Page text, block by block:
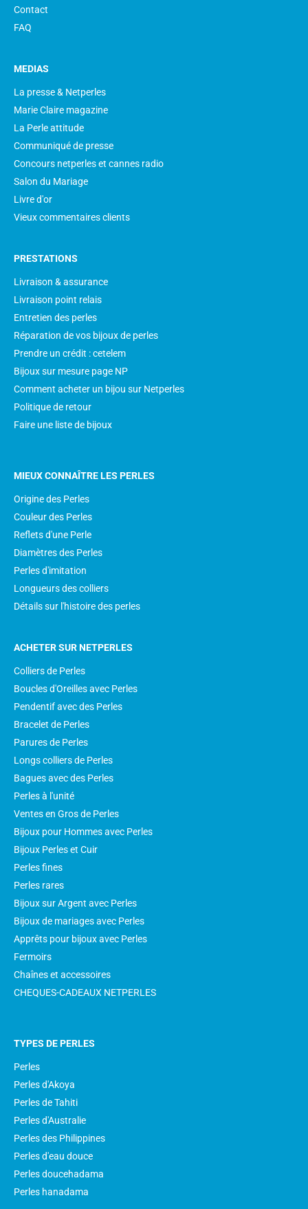
Contact
FAQ
MEDIAS
La presse & Netperles
Marie Claire magazine
La Perle attitude
Communiqué de presse
Concours netperles et cannes radio
Salon du Mariage
Livre d'or
Vieux commentaires clients
PRESTATIONS
Livraison & assurance
Livraison point relais
Entretien des perles
Réparation de vos bijoux de perles
Prendre un crédit : cetelem
Bijoux sur mesure page NP
Comment acheter un bijou sur Netperles
Politique de retour
Faire une liste de bijoux
MIEUX CONNAÎTRE LES PERLES
Origine des Perles
Couleur des Perles
Reflets d'une Perle
Diamètres des Perles
Perles d'imitation
Longueurs des colliers
Détails sur l'histoire des perles
ACHETER SUR NETPERLES
Colliers de Perles
Boucles d'Oreilles avec Perles
Pendentif avec des Perles
Bracelet de Perles
Parures de Perles
Longs colliers de Perles
Bagues avec des Perles
Perles à l'unité
Ventes en Gros de Perles
Bijoux pour Hommes avec Perles
Bijoux Perles et Cuir
Perles fines
Perles rares
Bijoux sur Argent avec Perles
Bijoux de mariages avec Perles
Apprêts pour bijoux avec Perles
Fermoirs
Chaînes et accessoires
CHEQUES-CADEAUX NETPERLES
TYPES DE PERLES
Perles
Perles d'Akoya
Perles de Tahiti
Perles d'Australie
Perles des Philippines
Perles d'eau douce
Perles doucehadama
Perles hanadama